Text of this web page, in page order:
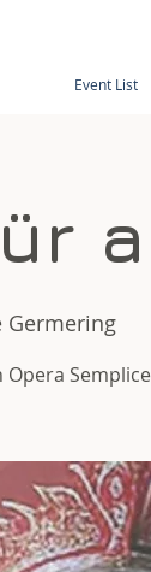
Event List
Germering